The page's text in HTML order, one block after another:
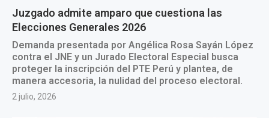
Juzgado admite amparo que cuestiona las
Elecciones Generales 2026
Demanda presentada por Angélica Rosa Sayán López
contra el JNE y un Jurado Electoral Especial busca
proteger la inscripción del PTE Perú y plantea, de
manera accesoria, la nulidad del proceso electoral.
2 julio, 2026